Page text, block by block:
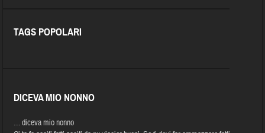
TAGS POPOLARI
DICEVA MIO NONNO
… diceva mio nonno